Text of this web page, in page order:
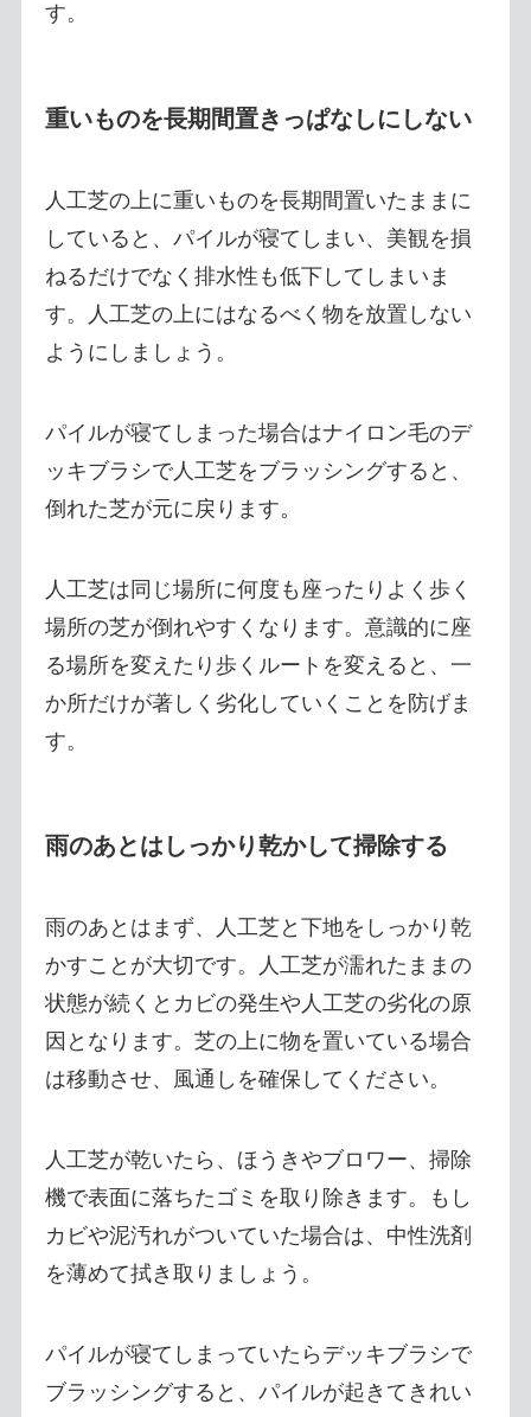
す。
重いものを長期間置きっぱなしにしない
人工芝の上に重いものを長期間置いたままに
していると、パイルが寝てしまい、美観を損
ねるだけでなく排水性も低下してしまいま
す。人工芝の上にはなるべく物を放置しない
ようにしましょう。
パイルが寝てしまった場合はナイロン毛のデ
ッキブラシで人工芝をブラッシングすると、
倒れた芝が元に戻ります。
人工芝は同じ場所に何度も座ったりよく歩く
場所の芝が倒れやすくなります。意識的に座
る場所を変えたり歩くルートを変えると、一
か所だけが著しく劣化していくことを防げま
す。
雨のあとはしっかり乾かして掃除する
雨のあとはまず、人工芝と下地をしっかり乾
かすことが大切です。人工芝が濡れたままの
状態が続くとカビの発生や人工芝の劣化の原
因となります。芝の上に物を置いている場合
は移動させ、風通しを確保してください。
人工芝が乾いたら、ほうきやブロワー、掃除
機で表面に落ちたゴミを取り除きます。もし
カビや泥汚れがついていた場合は、中性洗剤
を薄めて拭き取りましょう。
パイルが寝てしまっていたらデッキブラシで
ブラッシングすると、パイルが起きてきれい